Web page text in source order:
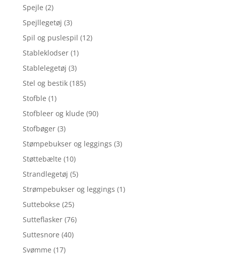
Spejle (2)
Spejllegetøj (3)
Spil og puslespil (12)
Stableklodser (1)
Stablelegetøj (3)
Stel og bestik (185)
Stofble (1)
Stofbleer og klude (90)
Stofbøger (3)
Stømpebukser og leggings (3)
Støttebælte (10)
Strandlegetøj (5)
Strømpebukser og leggings (1)
Suttebokse (25)
Sutteflasker (76)
Suttesnore (40)
Svømme (17)